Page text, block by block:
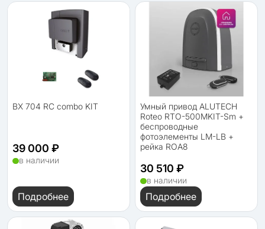
BX 704 RC combo KIT
39 000 ₽
в наличии
Подробнее
Умный привод ALUTECH
Roteo RTO-500MKIT-Sm +
беспроводные
фотоэлементы LM-LB +
рейка ROA8
30 510 ₽
в наличии
Подробнее